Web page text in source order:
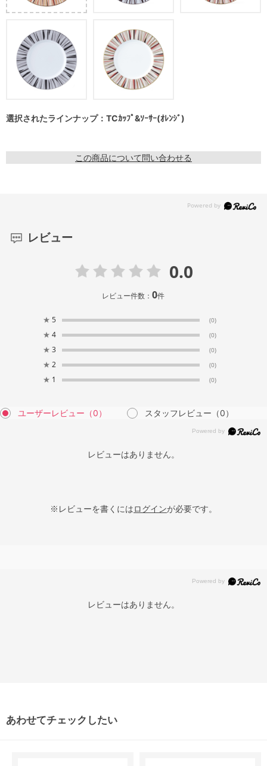
選択されたラインナップ：TCｶｯﾌﾟ&ｿｰｻｰ(ｵﾚﾝｼﾞ)
この商品について問い合わせる
レビュー
0.0
レビュー件数：0件
★ 5 (0)
★ 4 (0)
★ 3 (0)
★ 2 (0)
★ 1 (0)
ユーザーレビュー （0） スタッフレビュー （0）
レビューはありません。
※レビューを書くにはログインが必要です。
レビューはありません。
あわせてチェックしたい